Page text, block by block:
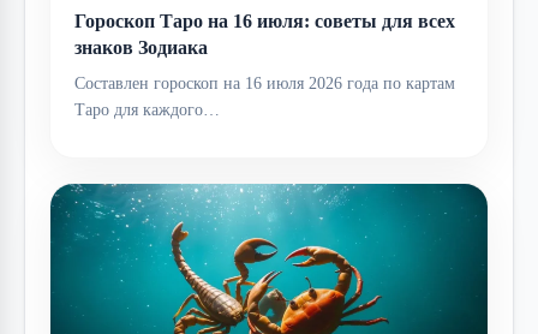
Гороскоп Таро на 16 июля: советы для всех
знаков Зодиака
Составлен гороскоп на 16 июля 2026 года по картам
Таро для каждого…